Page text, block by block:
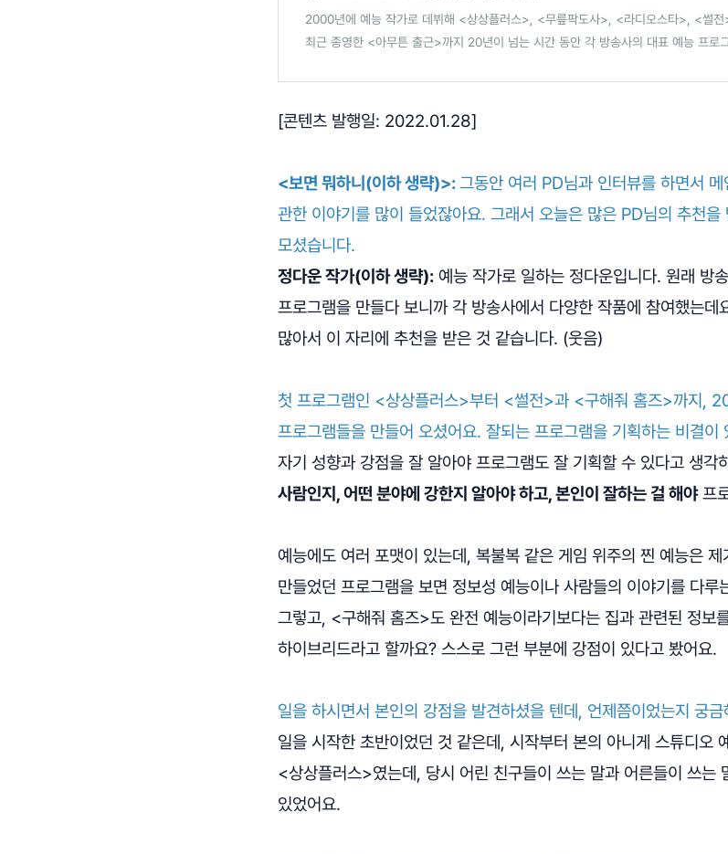
2000년에 예능 작가로 데뷔해 <상상플러스>, <무릎팍도사>, <라디오스타>, <썰
최근 종영한 <아무튼 출근>까지 20년이 넘는 시간 동안 각 방송사의 대표 예능 프로
[콘텐츠 발행일: 2022.01.28]
<보면 뭐하니(이하 생략)>:그동안 여러 PD님과 인터뷰를 하면서
관한 이야기를 많이 들었잖아요. 그래서 오늘은 많은 PD님의 추천을
모셨습니다.
정다운 작가(이하 생략): 예능 작가로 일하는 정다운입니다. 원래 방
프로그램을 만들다 보니까 각 방송사에서 다양한 작품에 참여했는
많아서 이 자리에 추천을 받은 것 같습니다. (웃음)
첫 프로그램인 <상상플러스>부터 <썰전>과 <구해줘 홈즈>까지,
프로그램들을 만들어 오셨어요. 잘되는 프로그램을 기획하는 비결이
자기 성향과 강점을 잘 알아야 프로그램도 잘 기획할 수 있다고 생각
사람인지, 어떤 분야에 강한지 알아야 하고, 본인이 잘하는 걸 해야프
예능에도 여러 포맷이 있는데, 복불복 같은 게임 위주의 찐 예능은
만들었던 프로그램을 보면 정보성 예능이나 사람들의 이야기를 다
그렇고, <구해줘 홈즈>도 완전 예능이라기보다는 집과 관련된 정보
하이브리드라고 할까요? 스스로 그런 부분에 강점이 있다고 봤어요.
일을 하시면서 본인의 강점을 발견하셨을 텐데, 언제쯤이었는지 궁금
일을 시작한 초반이었던 것 같은데, 시작부터 본의 아니게 스튜디오
<상상플러스>였는데, 당시 어린 친구들이 쓰는 말과 어른들이 쓰는
있었어요.